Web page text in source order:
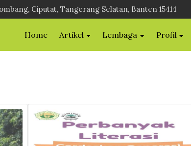
Ciputat, Tangerang Selatan, Banten 15414
Home Artikel Lembaga Profil